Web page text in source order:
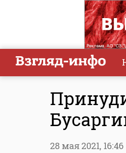
28 мая 2021, 16:46